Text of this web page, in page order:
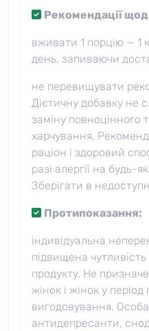
Рекомендації
вживати 1 порцію — 1
день, запиваючи
не перевищувати
Дієтичну добавку не
заміну повноцінного
харчування.
раціон і здоровий
разі алергії на будь-
Зберігати в
Протипоказання:
індивідуальна
підвищена
продукту. Не
жінок і жінок у період
вигодовування.
антидепресанти,